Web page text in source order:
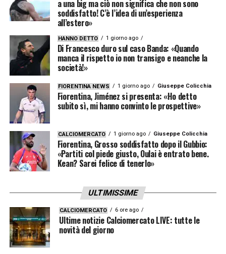
a una big ma ciò non significa che non sono
soddisfatto! C’è l’idea di un’esperienza
all’estero»
HANNO DETTO 1 giorno ago
Di Francesco duro sul caso Banda: «Quando
manca il rispetto io non transigo e neanche la
società!»
FIORENTINA NEWS 1 giorno ago Giuseppe Colicchia
Fiorentina, Jiménez si presenta: «Ho detto
subito sì, mi hanno convinto le prospettive»
CALCIOMERCATO 1 giorno ago Giuseppe Colicchia
Fiorentina, Grosso soddisfatto dopo il Gubbio:
«Partiti col piede giusto, Oulai è entrato bene.
Kean? Sarei felice di tenerlo»
ULTIMISSIME
CALCIOMERCATO 6 ore ago
Ultime notizie Calciomercato LIVE: tutte le
novità del giorno